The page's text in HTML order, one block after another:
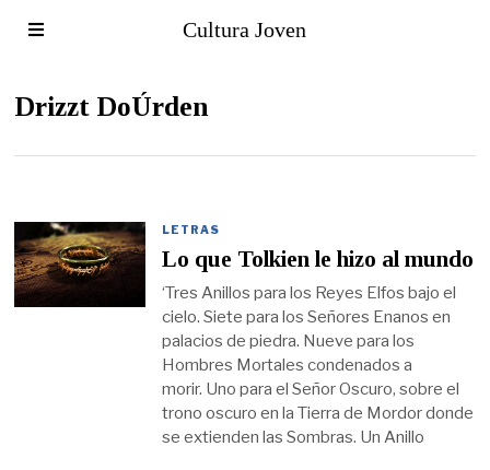
Cultura Joven
Drizzt DoÚrden
LETRAS
Lo que Tolkien le hizo al mundo
‘Tres Anillos para los Reyes Elfos bajo el
cielo. Siete para los Señores Enanos en
palacios de piedra. Nueve para los
Hombres Mortales condenados a
morir. Uno para el Señor Oscuro, sobre el
trono oscuro en la Tierra de Mordor donde
se extienden las Sombras. Un Anillo